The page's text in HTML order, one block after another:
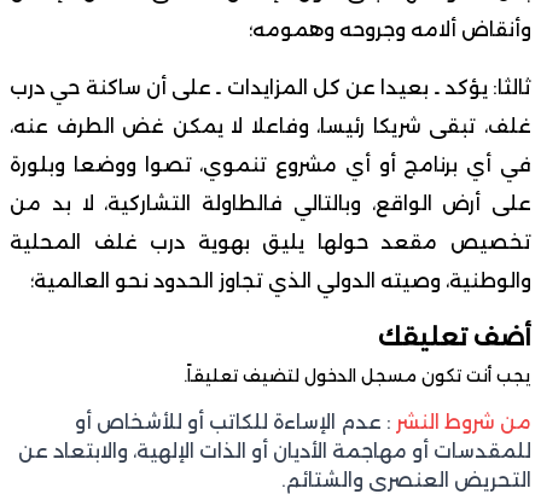
وأنقاض ألامه وجروحه وهمومه؛
ثالثا: يؤكد ـ بعيدا عن كل المزايدات ـ على أن ساكنة حي درب
غلف، تبقى شريكا رئيسا، وفاعلا لا يمكن غض الطرف عنه،
في أي برنامج أو أي مشروع تنموي، تصوا ووضعا وبلورة
على أرض الواقع، وبالتالي فالطاولة التشاركية، لا بد من
تخصيص مقعد حولها يليق بهوية درب غلف المحلية
والوطنية، وصيته الدولي الذي تجاوز الحدود نحو العالمية؛
أضف تعليقك
يجب أنت تكون مسجل الدخول لتضيف تعليقاً.
من شروط النشر : عدم الإساءة للكاتب أو للأشخاص أو
للمقدسات أو مهاجمة الأديان أو الذات الإلهية، والابتعاد عن
التحريض العنصري والشتائم.